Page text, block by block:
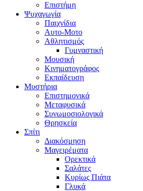
Επιστήμη
Ψυχαγωγία
Παιχνίδια
Αυτο-Μοτο
Αθλητισμός
Γυμναστική
Μουσική
Κινηματογράφος
Εκπαίδευση
Μυστήρια
Επιστημονικά
Μεταφυσικά
Συνωμοσιολογικά
Θρησκεία
Σπίτι
Διακόσμηση
Μαγειρέματα
Ορεκτικά
Σαλάτες
Κυρίως Πιάτα
Γλυκά